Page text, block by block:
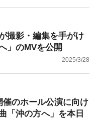
撮影・編集を⼿がけ
」のMVを公開
2025/3/28
催のホール公演に向け
「沖の⽅へ」を本日